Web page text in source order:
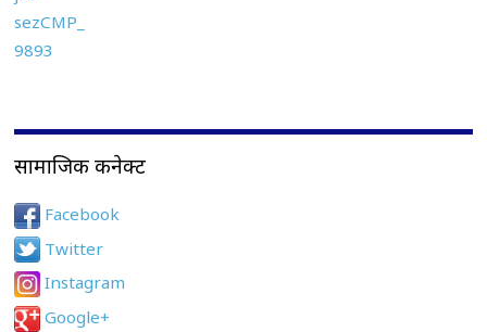
सामाजिक कनेक्ट
Facebook
Twitter
Instagram
Google+